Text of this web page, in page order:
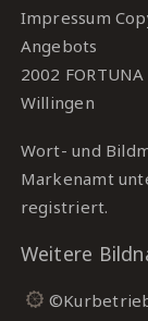
Impressum
Angebots
2002
Willingen
Wort- und
Markenamt
registriert.
Weitere